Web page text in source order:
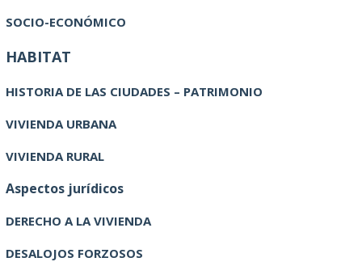
SOCIO-ECONÓMICO
HABITAT
HISTORIA DE LAS CIUDADES – PATRIMONIO
VIVIENDA URBANA
VIVIENDA RURAL
Aspectos jurídicos
DERECHO A LA VIVIENDA
DESALOJOS FORZOSOS